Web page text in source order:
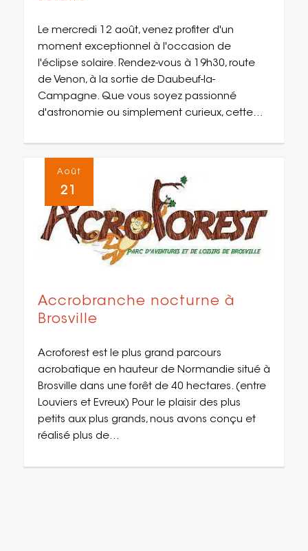
Le mercredi 12 août, venez profiter d'un
moment exceptionnel à l'occasion de
l'éclipse solaire. Rendez-vous à 19h30, route
de Venon, à la sortie de Daubeuf-la-
Campagne. Que vous soyez passionné
d'astronomie ou simplement curieux, cette…
Août
21
Accrobranche nocturne à
Brosville
Acroforest est le plus grand parcours
acrobatique en hauteur de Normandie situé à
Brosville dans une forêt de 40 hectares. (entre
Louviers et Evreux) Pour le plaisir des plus
petits aux plus grands, nous avons conçu et
réalisé plus de…